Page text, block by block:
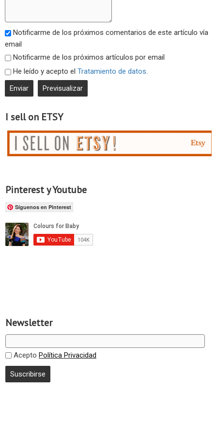
I sell on ETSY
Pinterest y Youtube
Síguenos en Pinterest
Newsletter
Acepto Política Privacidad
Notificarme de los próximos comentarios de este artículo vía
email
Notificarme de los próximos artículos por email
He leído y acepto el Tratamiento de datos.